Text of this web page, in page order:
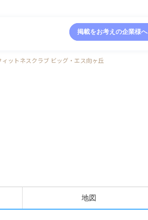
掲載をお考えの企業様へ
ィットネスクラブ ビッグ・エス向ヶ丘
地図